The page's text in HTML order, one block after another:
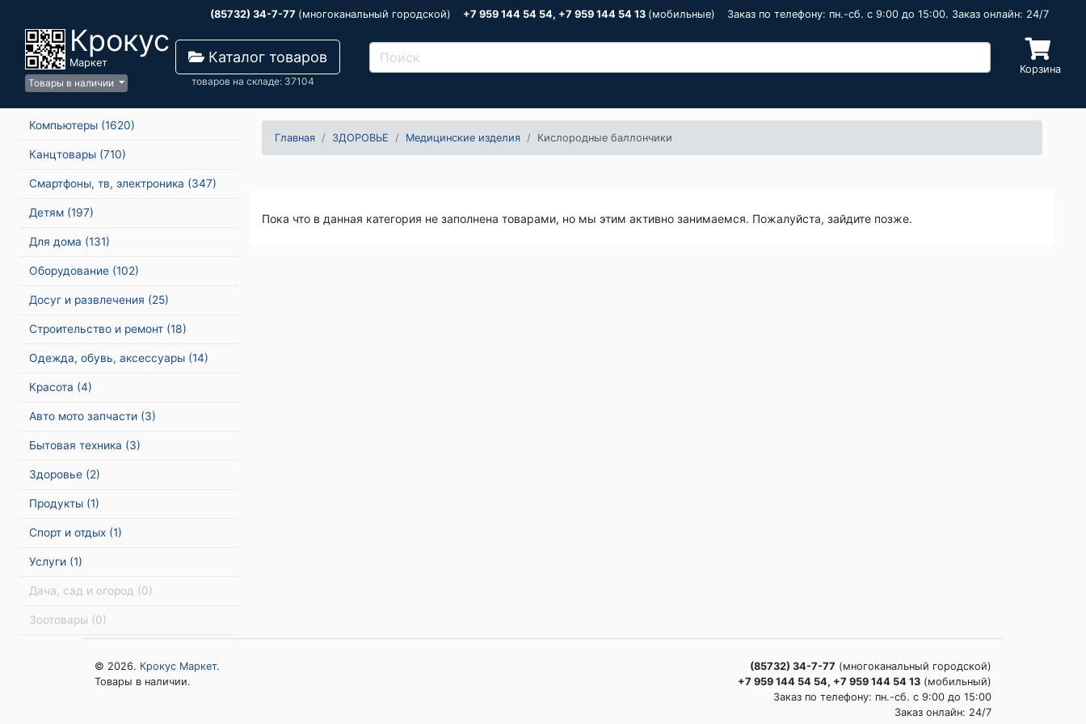
(85732) 34-7-77 (многоканальный городской) +7 959 144 54 54, +7 959 144 54 13 (мобильные) Заказ по телефону: пн.-сб. c 9:00 до 15:00. Заказ онлайн: 24/7
Крокус
Маркет
Товары в наличии
Каталог товаров
товаров на складе: 37104
Корзина
Компьютеры (1620)
Канцтовары (710)
Смартфоны, тв, электроника (347)
Детям (197)
Для дома (131)
Оборудование (102)
Досуг и развлечения (25)
Строительство и ремонт (18)
Одежда, обувь, аксессуары (14)
Красота (4)
Авто мото запчасти (3)
Бытовая техника (3)
Здоровье (2)
Продукты (1)
Спорт и отдых (1)
Услуги (1)
Дача, сад и огород (0)
Зоотовары (0)
Главная ЗДОРОВЬЕ Медицинские изделия Кислородные баллончики
Пока что в данная категория не заполнена товарами, но мы этим активно занимаемся. Пожалуйста, зайдите позже.
© 2026. Крокус Маркет.
Товары в наличии.
(85732) 34-7-77 (многоканальный городской)
+7 959 144 54 54, +7 959 144 54 13 (мобильный)
Заказ по телефону: пн.-сб. c 9:00 до 15:00
Заказ онлайн: 24/7